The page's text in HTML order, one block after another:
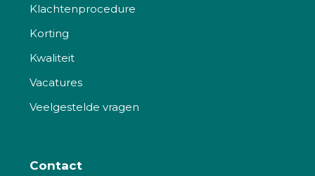
Klachtenprocedure
Korting
Kwaliteit
Vacatures
Veelgestelde vragen
Contact